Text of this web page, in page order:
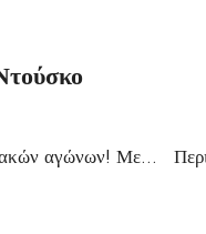
αγώνων! Με...